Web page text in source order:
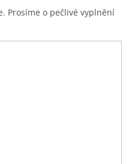
Prosíme o pečlivé vyplnění